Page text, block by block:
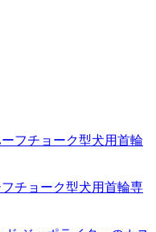
チョーク型犬用首輪専